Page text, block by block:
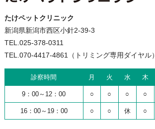
たけペットクリニック
新潟県新潟市西区小針2-39-3
TEL.025-378-0311
TEL.070-4417-4861（トリミング専用ダイヤル）
診察時間 月 火 水 木
9：00～12：00 ○ ○ ○ ○
16：00～19：00 ○ ○ 休 ○